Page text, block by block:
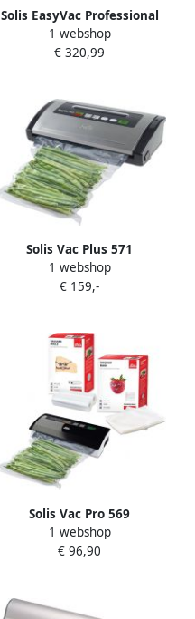
Solis EasyVac Professional
572 |
Vacuüm&sealapparatuur |
7611210922179
1 webshop
€ 320,99
Solis Vac Plus 571
Vacumeermachine
Vacuümmachine met
foliesnijder
1 webshop
€ 159,-
Solis Vac Pro 569
Vacumeermachine Vacuum
Sealer Inclusief 2
Vacuummachine met
1 webshop
€ 96,90